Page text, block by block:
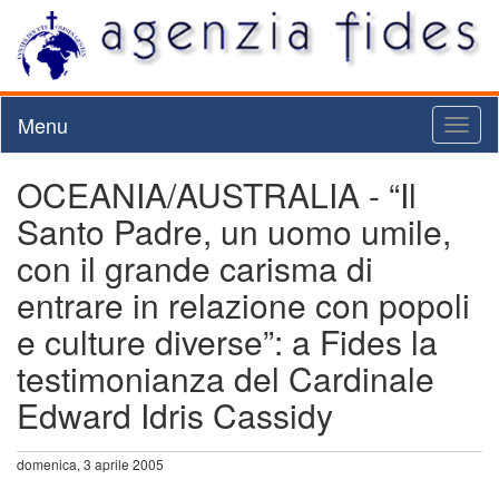
Menu
OCEANIA/AUSTRALIA - “Il
Santo Padre, un uomo umile,
con il grande carisma di
entrare in relazione con popoli
e culture diverse”: a Fides la
testimonianza del Cardinale
Edward Idris Cassidy
domenica, 3 aprile 2005